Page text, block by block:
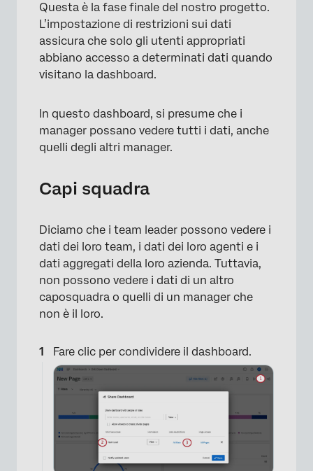
Questa è la fase finale del nostro progetto.
L’impostazione di restrizioni sui dati
assicura che solo gli utenti appropriati
abbiano accesso a determinati dati quando
visitano la dashboard.
In questo dashboard, si presume che i
manager possano vedere tutti i dati, anche
quelli degli altri manager.
Capi squadra
Diciamo che i team leader possono vedere i
dati dei loro team, i dati dei loro agenti e i
dati aggregati della loro azienda. Tuttavia,
non possono vedere i dati di un altro
caposquadra o quelli di un manager che
non è il loro.
Fare clic per condividere il dashboard.